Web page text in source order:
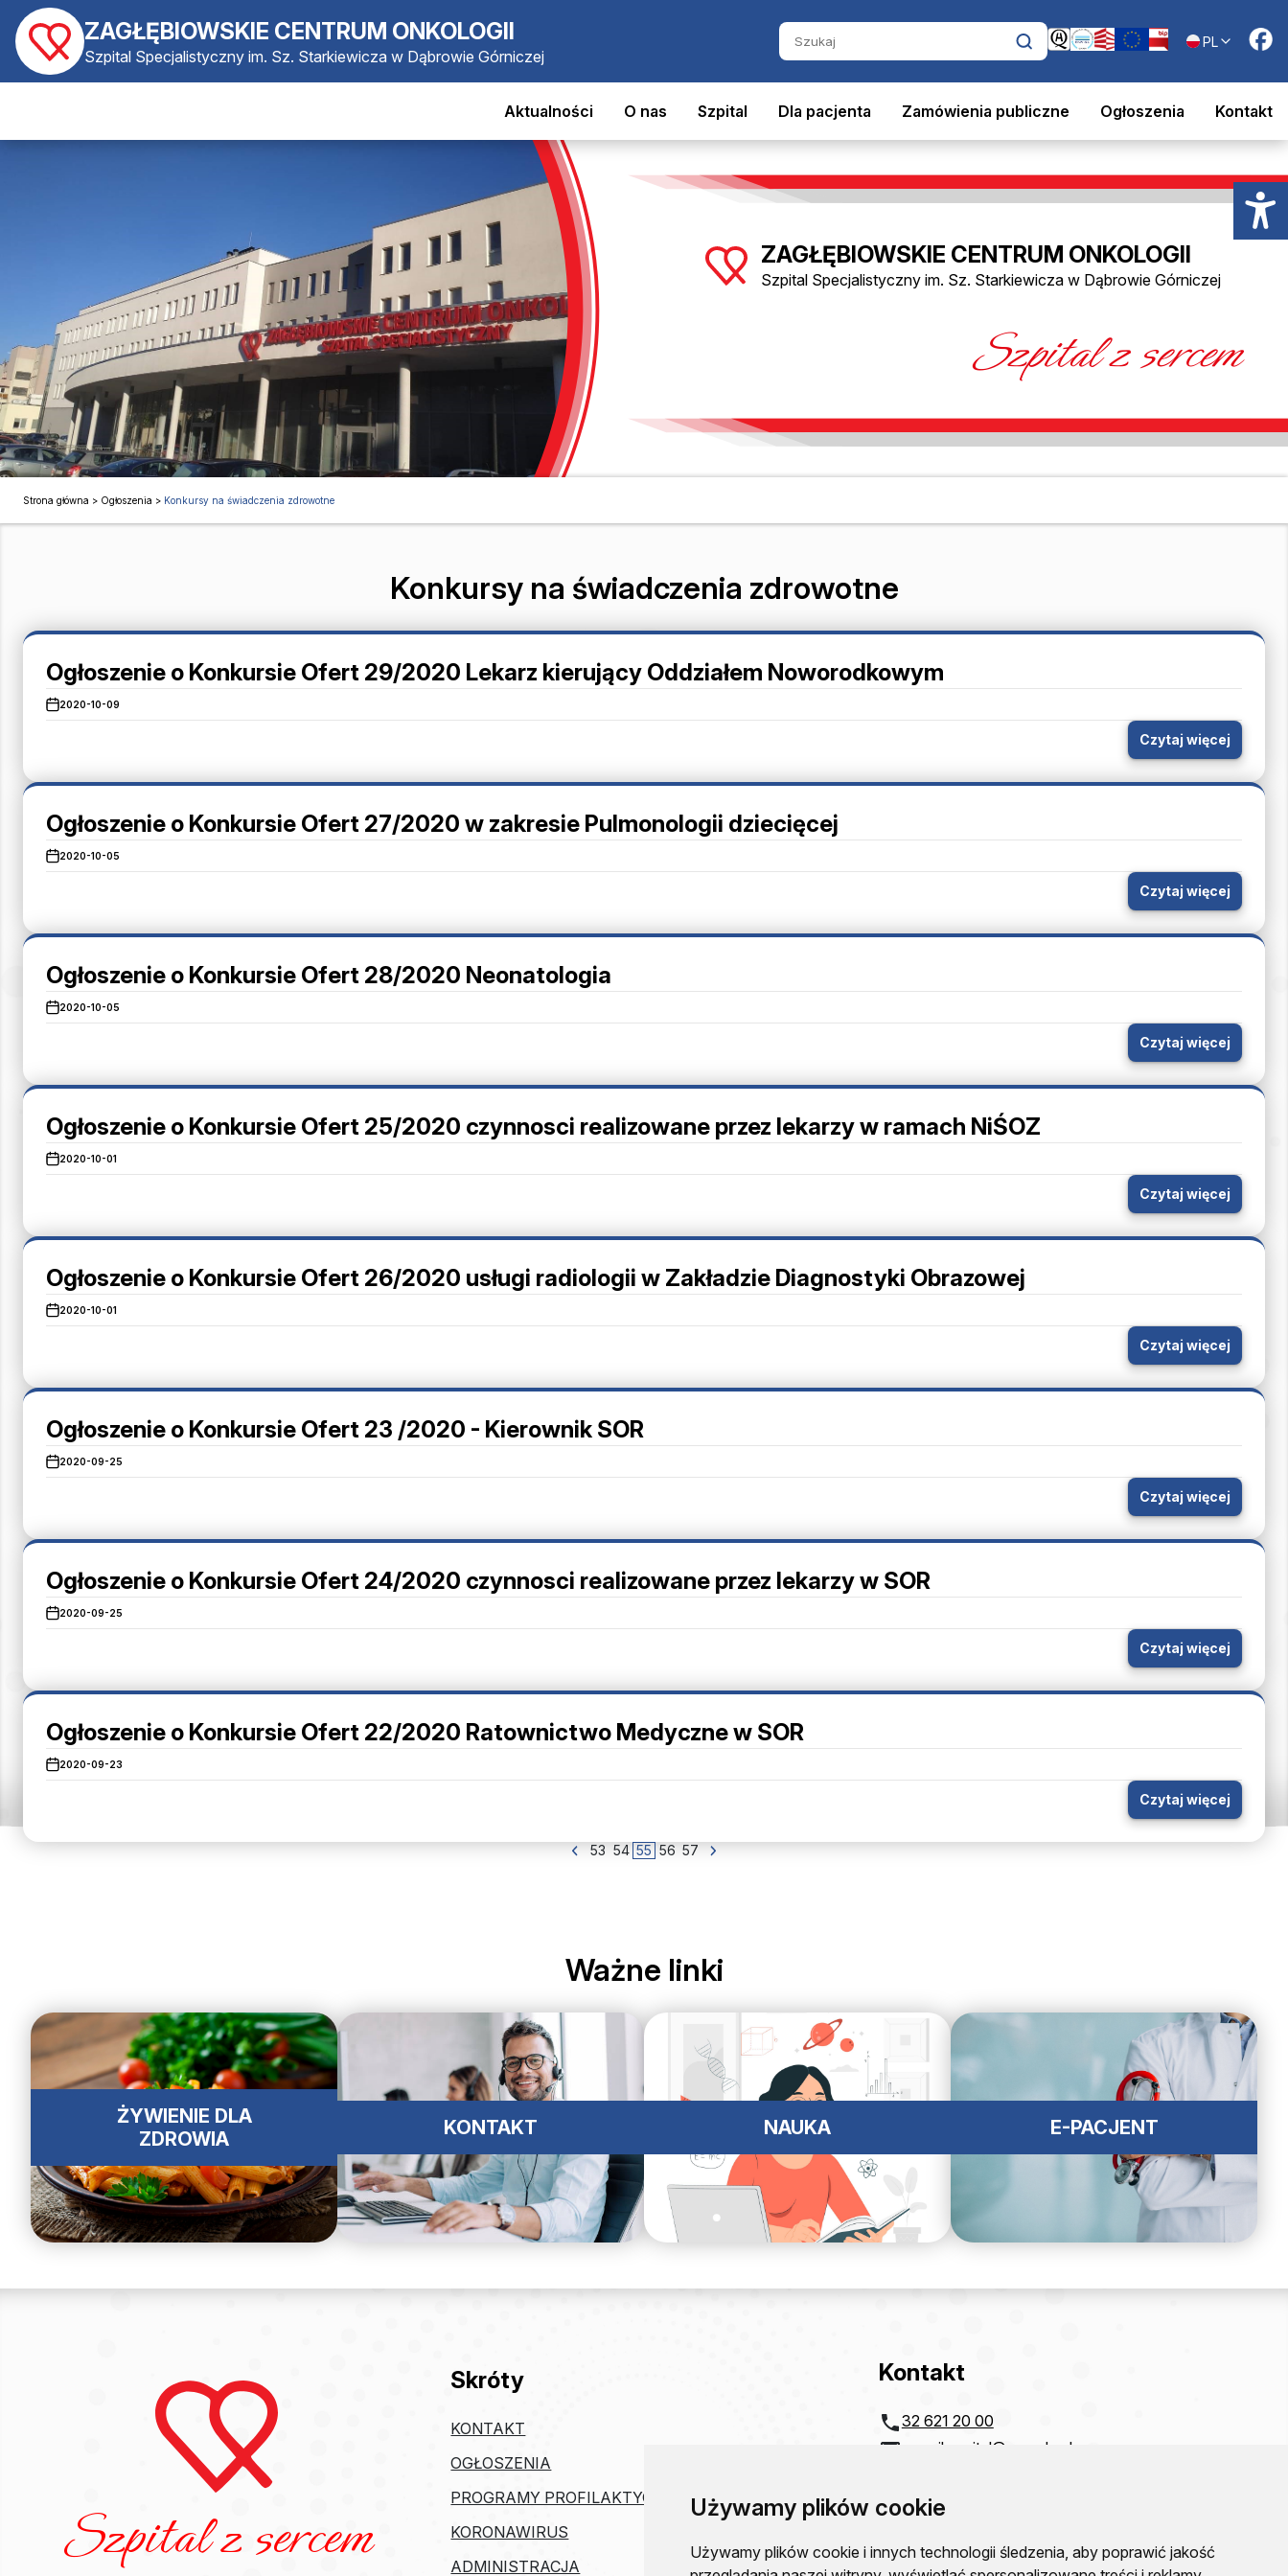
Używamy plików cookie
Używamy plików cookie i innych technologii śledzenia, aby poprawić jakość
ZAGŁĘBIOWSKIE CENTRUM ONKOLOGII
Szpital Specjalistyczny im. Sz. Starkiewicza w Dąbrowie Górniczej
PL
Aktualności O nas Szpital Dla pacjenta Zamówienia publiczne Ogłoszenia Kontakt
ZAGŁĘBIOWSKIE CENTRUM ONKOLOGII
Szpital Specjalistyczny im. Sz. Starkiewicza w Dąbrowie Górniczej
Szpital z sercem
Strona główna > Ogłoszenia > Konkursy na świadczenia zdrowotne
Konkursy na świadczenia zdrowotne
Ogłoszenie o Konkursie Ofert 29/2020 Lekarz kierujący Oddziałem Noworodkowym
2020-10-09
Czytaj więcej
Ogłoszenie o Konkursie Ofert 27/2020 w zakresie Pulmonologii dziecięcej
2020-10-05
Czytaj więcej
Ogłoszenie o Konkursie Ofert 28/2020 Neonatologia
2020-10-05
Czytaj więcej
Ogłoszenie o Konkursie Ofert 25/2020 czynnosci realizowane przez lekarzy w ramach NiŚOZ
2020-10-01
Czytaj więcej
Ogłoszenie o Konkursie Ofert 26/2020 usługi radiologii w Zakładzie Diagnostyki Obrazowej
2020-10-01
Czytaj więcej
Ogłoszenie o Konkursie Ofert 23 /2020 - Kierownik SOR
2020-09-25
Czytaj więcej
Ogłoszenie o Konkursie Ofert 24/2020 czynnosci realizowane przez lekarzy w SOR
2020-09-25
Czytaj więcej
Ogłoszenie o Konkursie Ofert 22/2020 Ratownictwo Medyczne w SOR
2020-09-23
Czytaj więcej
53 54 55 56 57
Ważne linki
ŻYWIENIE DLA
ZDROWIA
KONTAKT NAUKA E-PACJENT
Szpital z sercem
Skróty
KONTAKT
OGŁOSZENIA
PROGRAMY PROFILAKTYCZNE
KORONAWIRUS
ADMINISTRACJA
Kontakt
32 621 20 00
e-mail:
szpital@zco-dg.pl
Szpital Specjalistyczny im. Sz. Starkiewicza
w Dąbrowie Górniczej
NIP: 6292115781
REGON: 000310077